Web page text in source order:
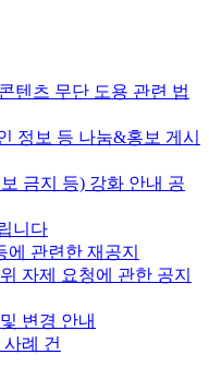
텐츠 무단 도용 관련 법
정보 등 나눔&홍보 게시
금지 등) 강화 안내 공
니다
관련한 재공지
자제 요청에 관한 공지
변경 안내
례 건